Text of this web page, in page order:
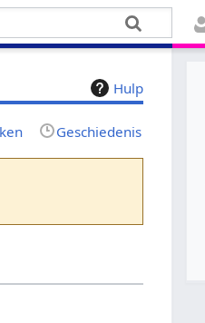
Hulp
Geschiedenis